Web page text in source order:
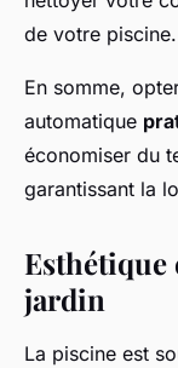
de votre piscine.
En somme,
automatique
économiser du
garantissant la
jardin
La piscine est